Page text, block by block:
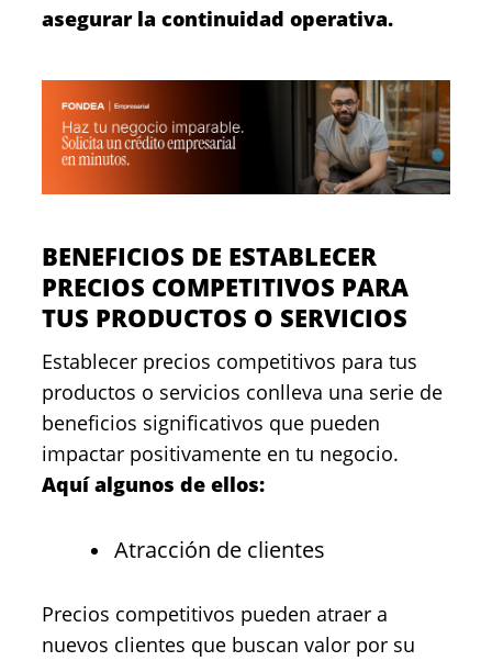
asegurar la continuidad operativa.
BENEFICIOS DE ESTABLECER
PRECIOS COMPETITIVOS PARA
TUS PRODUCTOS O SERVICIOS
Establecer precios competitivos para tus
productos o servicios conlleva una serie de
beneficios significativos que pueden
impactar positivamente en tu negocio.
Aquí algunos de ellos:
Atracción de clientes
Precios competitivos pueden atraer a
nuevos clientes que buscan valor por su